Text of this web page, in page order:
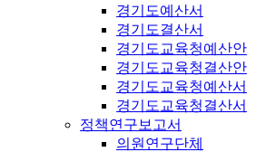
경기도예산서
경기도결산서
경기도교육청예산안
경기도교육청결산안
경기도교육청예산서
경기도교육청결산서
정책연구보고서
의원연구단체